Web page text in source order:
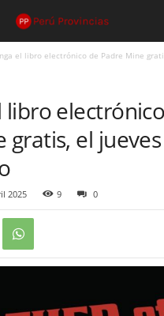
el libro electrónico de Padre Mine
libro
gratis, el
2025 9 0